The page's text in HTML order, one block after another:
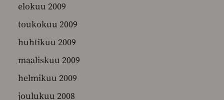
elokuu 2009
toukokuu 2009
huhtikuu 2009
maaliskuu 2009
helmikuu 2009
joulukuu 2008